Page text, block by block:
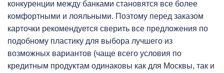
конкуренции между банками становятся все более
комфортными и лояльными. Поэтому перед заказом
карточки рекомендуется сверить все предложения по
подобному пластику для выбора лучшего из
возможных вариантов (чаще всего условия по
кредитным продуктам одинаковы как для Москвы, так и